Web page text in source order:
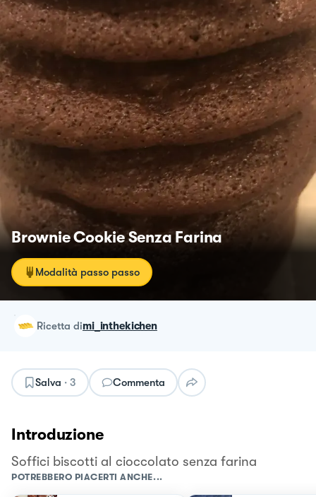
Brownie Cookie Senza Farina
Modalità passo passo
ricetta dimi_inthekichen
Salva · 3 Commenta
Introduzione
Soffici biscotti al cioccolato senza farina
POTREBBERO PIACERTI ANCHE...